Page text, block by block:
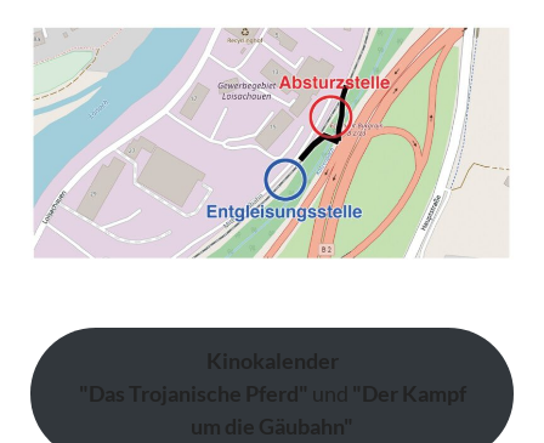
Kinokalender
"Das Trojanische Pferd" und "Der Kampf
um die Gäubahn"